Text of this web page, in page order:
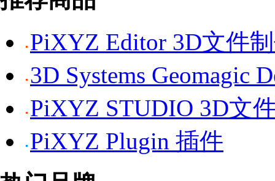
PiXYZ Editor 3D文件
3D Systems Geomagic
PiXYZ STUDIO 3D文
PiXYZ Plugin 插件